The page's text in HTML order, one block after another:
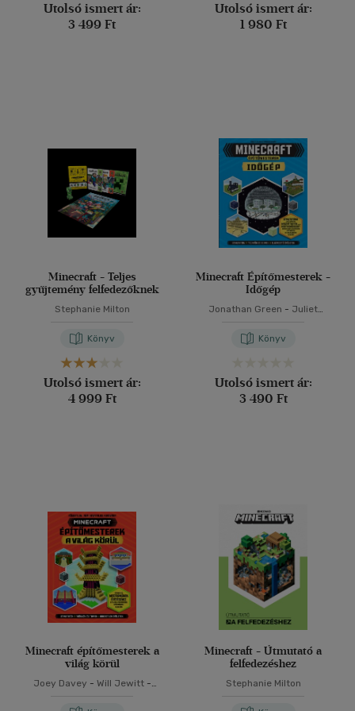
Utolsó ismert ár:
3 499 Ft
Utolsó ismert ár:
1 980 Ft
Minecraft - Teljes
gyűjtemény felfedezőknek
Stephanie Milton
Könyv
Utolsó ismert ár:
4 999 Ft
Minecraft Építőmesterek -
Időgép
Jonathan Green - Juliet
Könyv
Utolsó ismert ár:
3 490 Ft
Minecraft építőmesterek a
világ körül
Joey Davey - Will Jewitt-
Minecraft - Útmutató a
felfedezéshez
Stephanie Milton